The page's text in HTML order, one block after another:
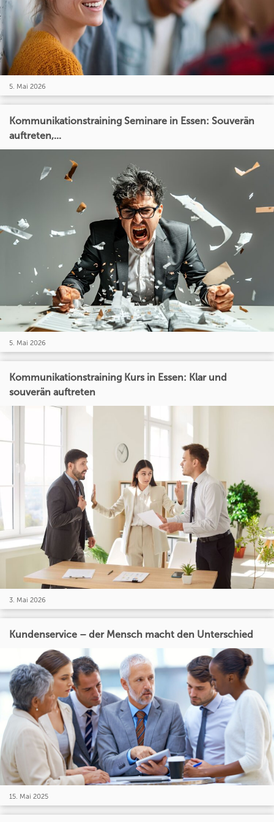
5. Mai 2026
Kommunikationstraining Seminare in Essen: Souverän
auftreten,...
5. Mai 2026
Kommunikationstraining Kurs in Essen: Klar und
souverän auftreten
3. Mai 2026
Kundenservice – der Mensch macht den Unterschied
15. Mai 2025